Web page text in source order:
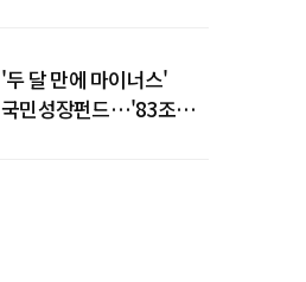
'두 달 만에 마이너스'
국민성장펀드…'83조